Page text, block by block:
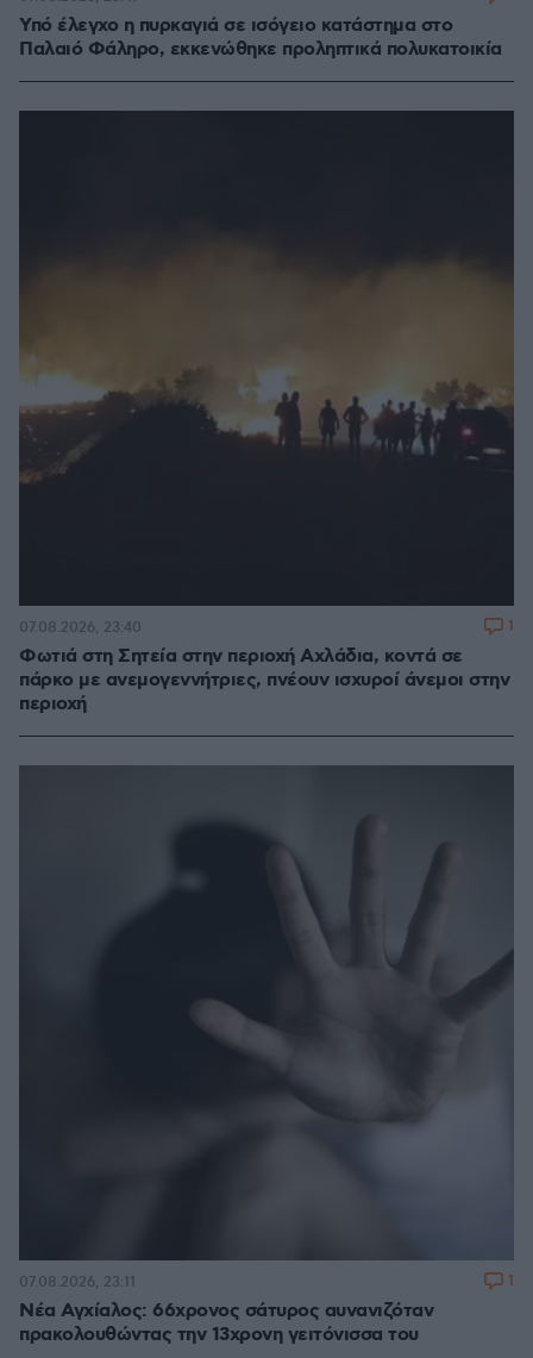
Υπό έλεγχο η πυρκαγιά σε ισόγειο κατάστημα στο
Παλαιό Φάληρο, εκκενώθηκε προληπτικά πολυκατοικία
Φωτιά στη Σητεία στην περιοχή Αχλάδια, κοντά σε
πάρκο με ανεμογεννήτριες, πνέουν ισχυροί άνεμοι στην
περιοχή
07.08.2026, 23:40 1
Νέα Αγχίαλος: 66χρονος σάτυρος αυνανιζόταν
πρακολουθώντας την 13χρονη γειτόνισσα του
07.08.2026, 23:11 1